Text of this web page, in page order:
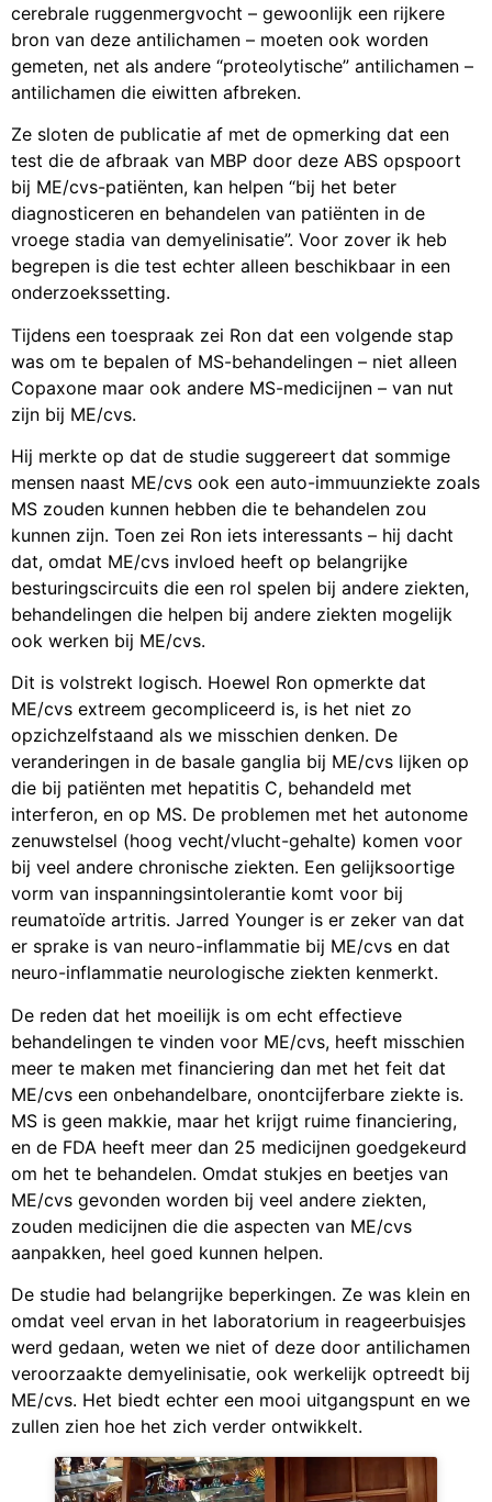
cerebrale ruggenmergvocht – gewoonlijk een rijkere
bron van deze antilichamen – moeten ook worden
gemeten, net als andere “proteolytische” antilichamen –
antilichamen die eiwitten afbreken.
Ze sloten de publicatie af met de opmerking dat een
test die de afbraak van MBP door deze ABS opspoort
bij ME/cvs-patiënten, kan helpen “bij het beter
diagnosticeren en behandelen van patiënten in de
vroege stadia van demyelinisatie”. Voor zover ik heb
begrepen is die test echter alleen beschikbaar in een
onderzoekssetting.
Tijdens een toespraak zei Ron dat een volgende stap
was om te bepalen of MS-behandelingen – niet alleen
Copaxone maar ook andere MS-medicijnen – van nut
zijn bij ME/cvs.
Hij merkte op dat de studie suggereert dat sommige
mensen naast ME/cvs ook een auto-immuunziekte zoals
MS zouden kunnen hebben die te behandelen zou
kunnen zijn. Toen zei Ron iets interessants – hij dacht
dat, omdat ME/cvs invloed heeft op belangrijke
besturingscircuits die een rol spelen bij andere ziekten,
behandelingen die helpen bij andere ziekten mogelijk
ook werken bij ME/cvs.
Dit is volstrekt logisch. Hoewel Ron opmerkte dat
ME/cvs extreem gecompliceerd is, is het niet zo
opzichzelfstaand als we misschien denken. De
veranderingen in de basale ganglia bij ME/cvs lijken op
die bij patiënten met hepatitis C, behandeld met
interferon, en op MS. De problemen met het autonome
zenuwstelsel (hoog vecht/vlucht-gehalte) komen voor
bij veel andere chronische ziekten. Een gelijksoortige
vorm van inspanningsintolerantie komt voor bij
reumatoïde artritis. Jarred Younger is er zeker van dat
er sprake is van neuro-inflammatie bij ME/cvs en dat
neuro-inflammatie neurologische ziekten kenmerkt.
De reden dat het moeilijk is om echt effectieve
behandelingen te vinden voor ME/cvs, heeft misschien
meer te maken met financiering dan met het feit dat
ME/cvs een onbehandelbare, onontcijferbare ziekte is.
MS is geen makkie, maar het krijgt ruime financiering,
en de FDA heeft meer dan 25 medicijnen goedgekeurd
om het te behandelen. Omdat stukjes en beetjes van
ME/cvs gevonden worden bij veel andere ziekten,
zouden medicijnen die die aspecten van ME/cvs
aanpakken, heel goed kunnen helpen.
De studie had belangrijke beperkingen. Ze was klein en
omdat veel ervan in het laboratorium in reageerbuisjes
werd gedaan, weten we niet of deze door antilichamen
veroorzaakte demyelinisatie, ook werkelijk optreedt bij
ME/cvs. Het biedt echter een mooi uitgangspunt en we
zullen zien hoe het zich verder ontwikkelt.